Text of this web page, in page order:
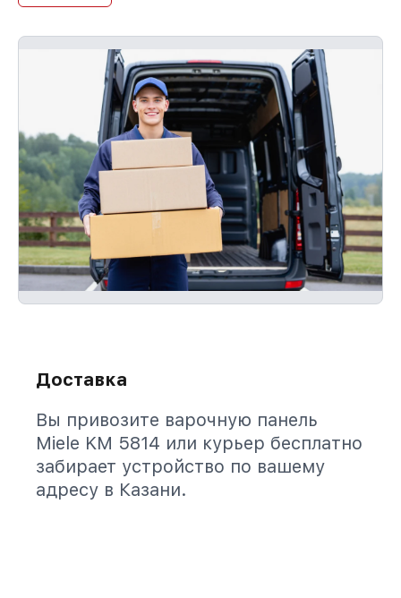
Доставка
Вы привозите варочную панель
Miele KM 5814 или курьер бесплатно
забирает устройство по вашему
адресу в Казани.